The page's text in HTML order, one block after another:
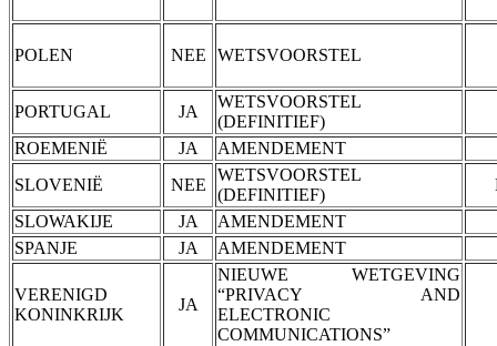
POLEN NEE WETSVOORSTEL
PORTUGAL JA
WETSVOORSTEL
(DEFINITIEF)
ROEMENIË
JA
AMENDEMENT
SLOVENIË
NEE
WETSVOORSTEL
(DEFINITIEF)
SLOWAKIJE
JA
AMENDEMENT
SPANJE
JA AMENDEMENT
VERENIGD
KONINKRIJK
JA
NIEUWE WETGEVING
“PRIVACY AND
ELECTRONIC
COMMUNICATIONS”